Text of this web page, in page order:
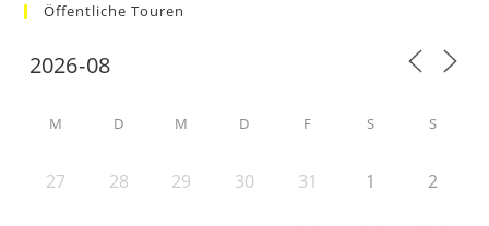
Öffentliche Touren
M D M D F S S
27 28 29 30 31 1 2